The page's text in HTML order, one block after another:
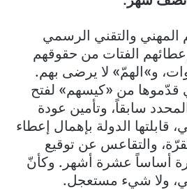
المهني والتقني الرسمي
الفتات من حقوقهم
و»الهمّ» لا يرضى بهم.
قدّموها من «كيسهم» لفتح
سابقاً، وتأمين عودة
قابلتها الدولة بإهمال إعطاء
والتقاعس عن توقيع
المتأخرة أساساً عشرة أشهر. وكأنّ
ولا شيء مستعجل.